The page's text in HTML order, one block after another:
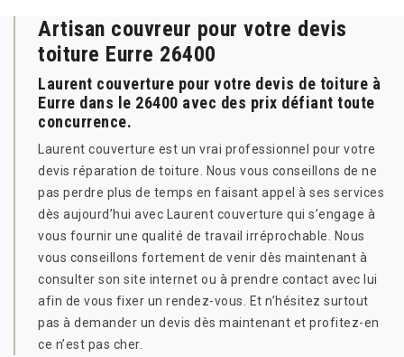
Artisan couvreur pour votre devis
toiture Eurre 26400
Laurent couverture pour votre devis de toiture à
Eurre dans le 26400 avec des prix défiant toute
concurrence.
Laurent couverture est un vrai professionnel pour votre
devis réparation de toiture. Nous vous conseillons de ne
pas perdre plus de temps en faisant appel à ses services
dès aujourd’hui avec Laurent couverture qui s’engage à
vous fournir une qualité de travail irréprochable. Nous
vous conseillons fortement de venir dès maintenant à
consulter son site internet ou à prendre contact avec lui
afin de vous fixer un rendez-vous. Et n’hésitez surtout
pas à demander un devis dès maintenant et profitez-en
ce n’est pas cher.